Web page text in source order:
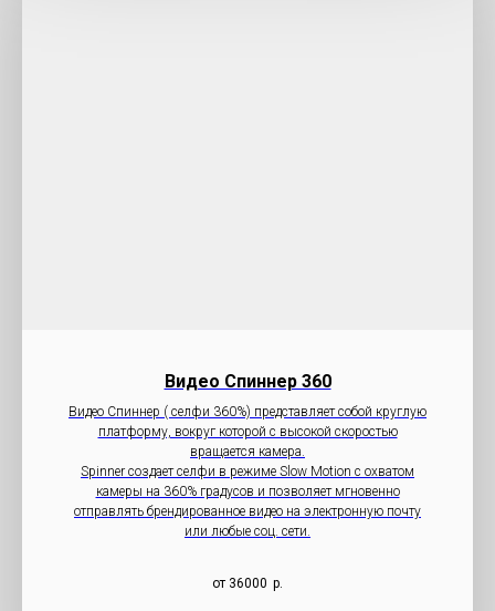
Видео Cпиннер 360
Видео Спиннер ( селфи 360%) представляет собой круглую
платформу, вокруг которой с высокой скоростью
вращается камера.
Spinner создает селфи в режиме Slow Motion с охватом
камеры на 360% градусов и позволяет мгновенно
отправлять брендированное видео на электронную почту
или любые соц. сети.
от 36000 р.